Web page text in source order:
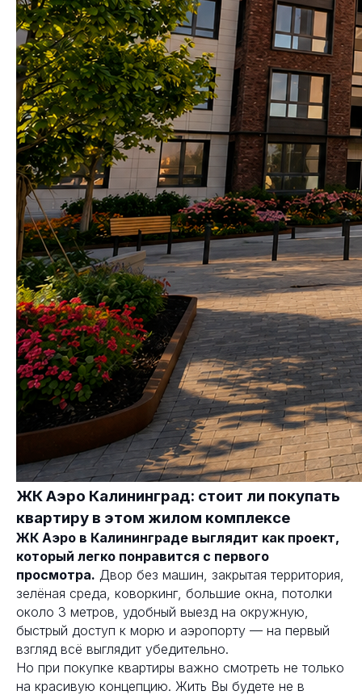
ЖК Аэро Калининград: стоит ли покупать
квартиру в этом жилом комплексе
ЖК Аэро в Калининграде выглядит как проект,
который легко понравится с первого
просмотра. Двор без машин, закрытая территория,
зелёная среда, коворкинг, большие окна, потолки
около 3 метров, удобный выезд на окружную,
быстрый доступ к морю и аэропорту — на первый
взгляд всё выглядит убедительно.
Но при покупке квартиры важно смотреть не только
на красивую концепцию. Жить Вы будете не в